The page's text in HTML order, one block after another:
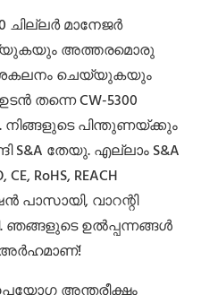
ചില്ലർ മാനേജർ
അത്തരമൊരു
ചെയ്യുകയും
തന്നെ CW-5300
നിങ്ങളുടെ പിന്തുണയ്ക്കും
S&A തേയു. എല്ലാം S&A
RoHS, REACH
പാസായി, വാറന്റി
ഞങ്ങളുടെ ഉൽപ്പന്നങ്ങൾ
അർഹമാണ്!